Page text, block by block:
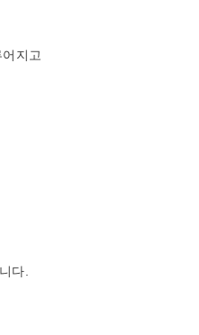
지고
다.